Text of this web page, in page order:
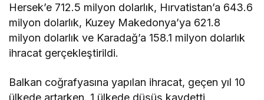
Hersek’e 712.5 milyon dolarlık, Hırvatistan’a 643.6
milyon dolarlık, Kuzey Makedonya’ya 621.8
milyon dolarlık ve Karadağ’a 158.1 milyon dolarlık
ihracat gerçekleştirildi.
Balkan coğrafyasına yapılan ihracat, geçen yıl 10
ülkede artarken, 1 ülkede düşüş kaydetti